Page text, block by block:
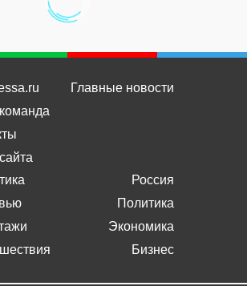
Главные новости
Россия
Политика
Экономика
Бизнес